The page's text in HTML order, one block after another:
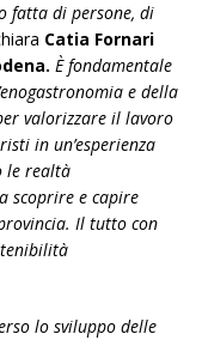
fatta di persone, di
Catia Fornari
È fondamentale
e della
valorizzare il lavoro
in un’esperienza
le realtà
scoprire e capire
Il tutto con
lo sviluppo delle